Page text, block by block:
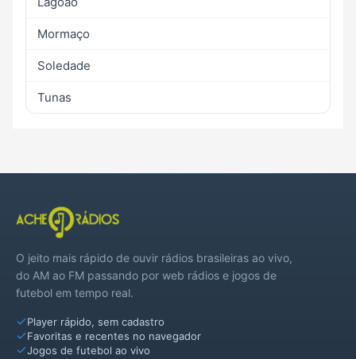
Mormaço
Soledade
Tunas
O jeito mais rápido de ouvir rádios brasileiras ao vivo,
do AM ao FM passando por web rádios e jogos de
futebol em tempo real.
Player rápido, sem cadastro
Favoritas e recentes no navegador
Jogos de futebol ao vivo